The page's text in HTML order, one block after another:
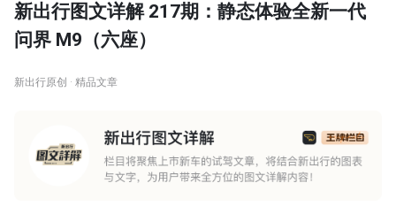
新出行图文详解 217期：静态体验全新一代
问界 M9（六座）
新出行原创 · 精品文章